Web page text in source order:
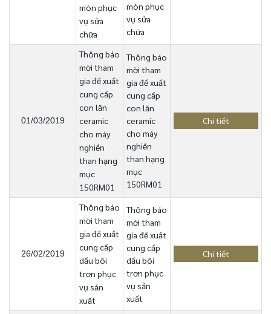
mòn phục
vụ sửa
chữa
mòn phục
vụ sửa
chữa
01/03/2019
Thông báo
mời tham
gia đề xuất
cung cấp
con lăn
ceramic
cho máy
nghiền
than hạng
mục
150RM01
Thông báo
mời tham
gia đề xuất
cung cấp
con lăn
ceramic
cho máy
nghiền
than hạng
mục
150RM01
Chi tiết
26/02/2019
Thông báo
mời tham
gia đề xuất
cung cấp
dầu bôi
trơn phục
vụ sản
xuất
Thông báo
mời tham
gia đề xuất
cung cấp
dầu bôi
trơn phục
vụ sản
xuất
Chi tiết